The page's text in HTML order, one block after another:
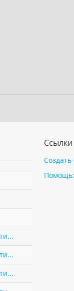
Ссылки
Создать
Помощь: